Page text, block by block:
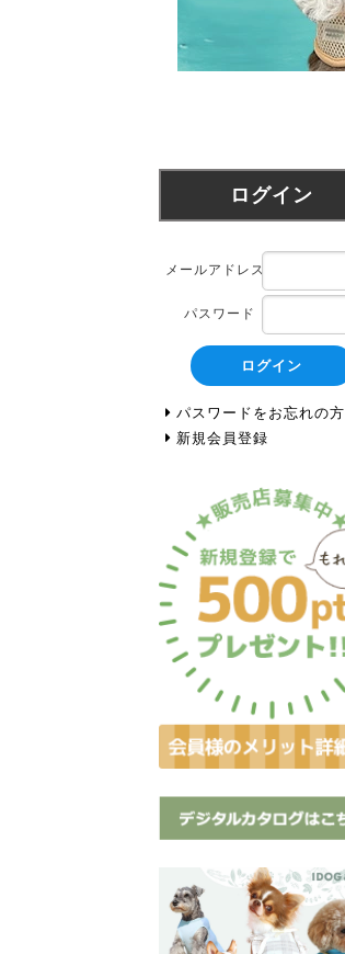
ログイン
メールアドレス
パスワード
ログイン
パスワードをお忘れの方
新規会員登録